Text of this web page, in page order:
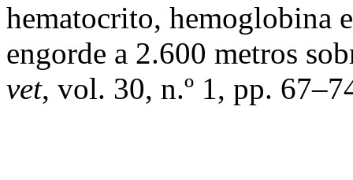
hematocrito, hemoglobina
engorde a 2.600 metros
vet, vol. 30, n.º 1, pp.